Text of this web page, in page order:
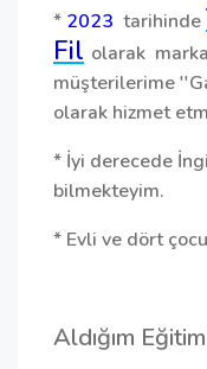
* 2023 tarihinde
Fil olarak
müşterilerime
olarak hizmet
* İyi derecede
bilmekteyim.
* Evli ve dört
Aldığım